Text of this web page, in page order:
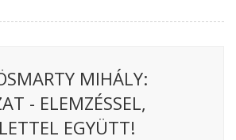
MIHÁLY:
- ELEMZÉSSEL,
EGYÜTT!